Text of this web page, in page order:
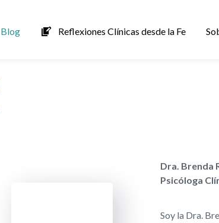
Blog Reflexiones Clínicas desde la Fe
Dra. Brenda
Psicóloga
Soy la Dra.